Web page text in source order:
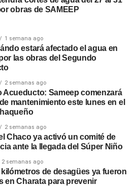
obras de SAMEEP
1 semana ago
estará afectado el agua en
las obras del Segundo
2 semanas ago
Acueducto: Sameep comenzará
mantenimiento este lunes en el
2 semanas ago
Chaco ya activó un comité de
ante la llegada del Súper Niño
2 semanas ago
de desagües ya fueron
en Charata para prevenir